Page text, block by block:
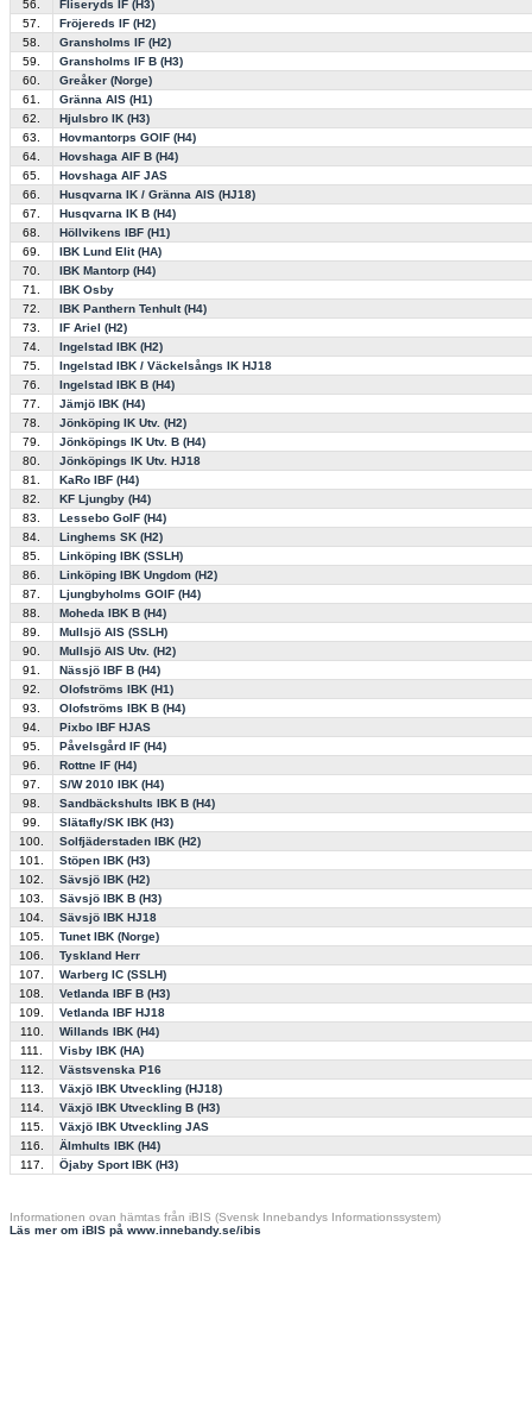
56.
Fliseryds IF (H3)
57.
Fröjereds IF (H2)
58.
Gransholms IF (H2)
59.
Gransholms IF B (H3)
60.
Greåker (Norge)
61.
Gränna AIS (H1)
62.
Hjulsbro IK (H3)
63.
Hovmantorps GOIF (H4)
64.
Hovshaga AIF B (H4)
65.
Hovshaga AIF JAS
66.
Husqvarna IK / Gränna AIS (HJ18)
67.
Husqvarna IK B (H4)
68.
Höllvikens IBF (H1)
69.
IBK Lund Elit (HA)
70.
IBK Mantorp (H4)
71.
IBK Osby
72.
IBK Panthern Tenhult (H4)
73.
IF Ariel (H2)
74.
Ingelstad IBK (H2)
75.
Ingelstad IBK / Väckelsångs IK HJ18
76.
Ingelstad IBK B (H4)
77.
Jämjö IBK (H4)
78.
Jönköping IK Utv. (H2)
79.
Jönköpings IK Utv. B (H4)
80.
Jönköpings IK Utv. HJ18
81.
KaRo IBF (H4)
82.
KF Ljungby (H4)
83.
Lessebo GoIF (H4)
84.
Linghems SK (H2)
85.
Linköping IBK (SSLH)
86.
Linköping IBK Ungdom (H2)
87.
Ljungbyholms GOIF (H4)
88.
Moheda IBK B (H4)
89.
Mullsjö AIS (SSLH)
90.
Mullsjö AIS Utv. (H2)
91.
Nässjö IBF B (H4)
92.
Olofströms IBK (H1)
93.
Olofströms IBK B (H4)
94.
Pixbo IBF HJAS
95.
Påvelsgård IF (H4)
96.
Rottne IF (H4)
97.
S/W 2010 IBK (H4)
98.
Sandbäckshults IBK B (H4)
99.
Slätafly/SK IBK (H3)
100.
Solfjäderstaden IBK (H2)
101.
Stöpen IBK (H3)
102.
Sävsjö IBK (H2)
103.
Sävsjö IBK B (H3)
104.
Sävsjö IBK HJ18
105.
Tunet IBK (Norge)
106.
Tyskland Herr
107.
Warberg IC (SSLH)
108.
Vetlanda IBF B (H3)
109.
Vetlanda IBF HJ18
110.
Willands IBK (H4)
111.
Visby IBK (HA)
112.
Västsvenska P16
113.
Växjö IBK Utveckling (HJ18)
114.
Växjö IBK Utveckling B (H3)
115.
Växjö IBK Utveckling JAS
116.
Älmhults IBK (H4)
117.
Öjaby Sport IBK (H3)
Informationen ovan hämtas från iBIS (Svensk Innebandys Informationssystem)
Läs mer om iBIS på www.innebandy.se/ibis